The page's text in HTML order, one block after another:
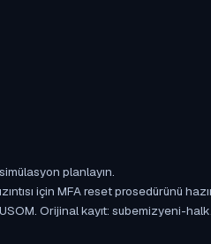
planlayın.
için MFA reset prosedürünü
Orijinal kayıt: subemizyeni-